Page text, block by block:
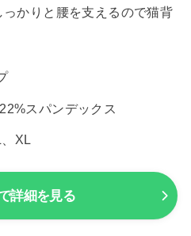
かりと腰を支えるので猫背
スパンデックス
XL
詳細を見る